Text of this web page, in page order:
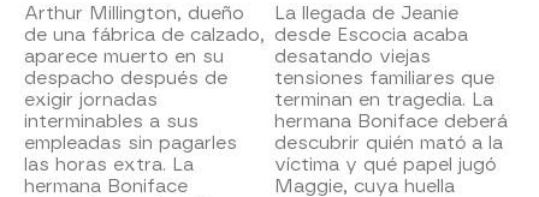
Arthur Millington, dueño
de una fábrica de calzado,
aparece muerto en su
despacho después de
exigir jornadas
interminables a sus
empleadas sin pagarles
las horas extra. La
hermana Boniface
La llegada de Jeanie
desde Escocia acaba
desatando viejas
tensiones familiares que
terminan en tragedia. La
hermana Boniface deberá
descubrir quién mató a la
víctima y qué papel jugó
Maggie, cuya huella